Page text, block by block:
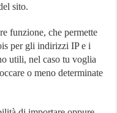
sito.
funzione, che permette
per gli indirizzi IP e i
utili, nel caso tu voglia
o meno determinate